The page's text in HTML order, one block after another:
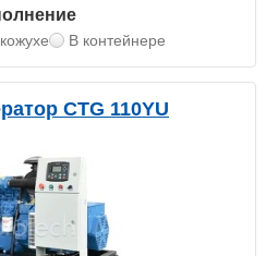
В контейнере
CTG 110YU